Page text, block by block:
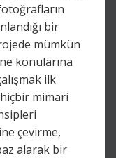
bir
mümkün
konularına
ilk
mimari
çevirme,
alarak bir